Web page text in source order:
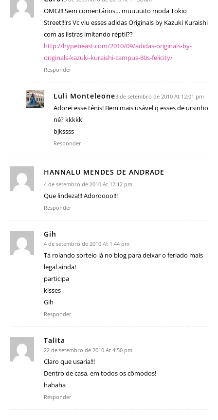
OMG!!! Sem comentários… muuuuito moda Tokio
Street!!!rs Vc viu esses adidas Originals by Kazuki Kuraishi
com as listras imitando réptil??
http://hypebeast.com/2010/09/adidas-originals-by-
originals-kazuki-kuraishi-campus-80s-felicity/
Responder
Luli Monteleone3 de setembro de 2010 At 12:01 pm
Adorei esse tênis! Bem mais usável q esses de ursinho
né? kkkkk
bjkssss
Responder
HANNALU MENDES DE ANDRADE
4 de setembro de 2010 At 12:12 pm
Que lindeza!!! Adoroooo!!!
Responder
Gih
4 de setembro de 2010 At 1:44 pm
Tá rolando sorteio lá no blog para deixar o feriado mais
legal ainda!
participa
kisses
Gih
Responder
Talita
22 de setembro de 2010 At 4:50 pm
Claro que usaria!!!
Dentro de casa, em todos os cômodos!
hahaha
Responder